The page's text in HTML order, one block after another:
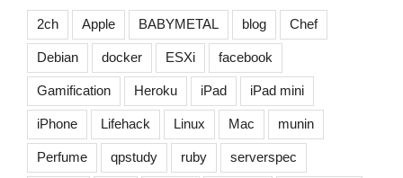
2ch Apple BABYMETAL blog Chef
Debian docker ESXi facebook
Gamification Heroku iPad iPad mini
iPhone Lifehack Linux Mac munin
Perfume qpstudy ruby serverspec